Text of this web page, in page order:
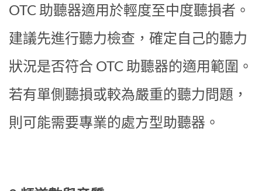
OTC 助聽器適用於輕度至中度聽損者。
建議先進行聽力檢查，確定自己的聽力
狀況是否符合 OTC 助聽器的適用範圍。
若有單側聽損或較為嚴重的聽力問題，
則可能需要專業的處方型助聽器。